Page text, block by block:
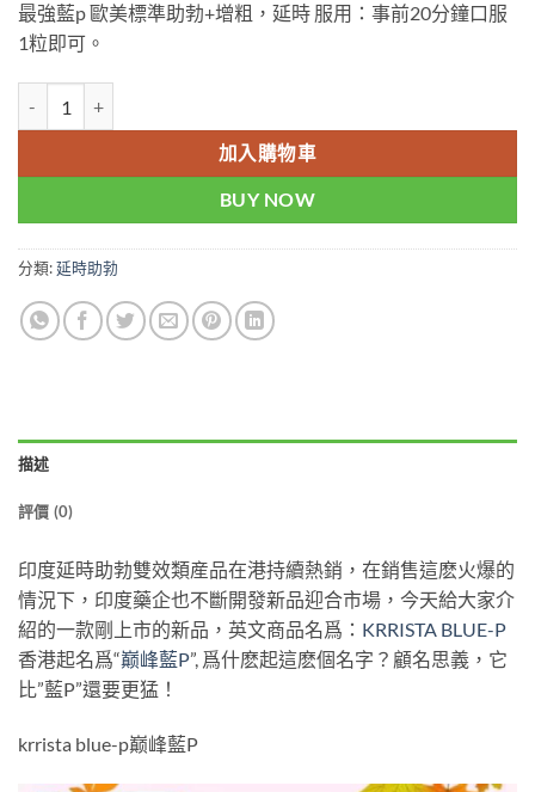
最強藍p 歐美標準助勃+增粗，延時 服用：事前20分鐘口服
1粒即可。
加入購物車
BUY NOW
分類:延時助勃
描述
評價 (0)
印度延時助勃雙效類産品在港持續熱銷，在銷售這麽火爆的
情況下，印度藥企也不斷開發新品迎合市場，今天給大家介
紹的一款剛上市的新品，英文商品名爲： KRRISTA BLUE-P
香港起名爲“巅峰藍P”, 爲什麽起這麽個名字？顧名思義，它
比”藍P”還要更猛！
krrista blue-p巅峰藍P